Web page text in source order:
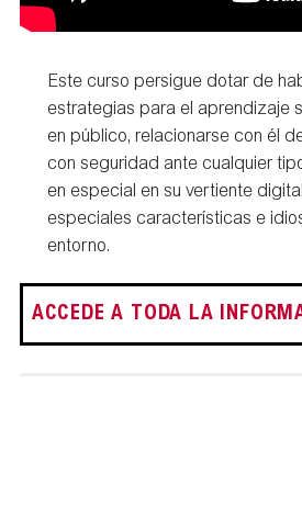
Este curso persigue dotar de
estrategias para el aprendizaje
en público, relacionarse con él
con seguridad ante cualquier
en especial en su vertiente
especiales características e
entorno.
ACCEDE A TODA LA